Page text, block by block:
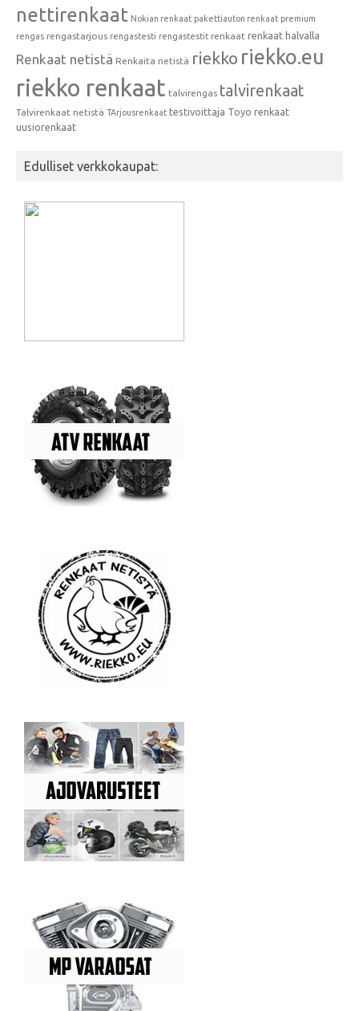
nettirenkaat Nokian renkaat pakettiauton renkaat premium
rengas rengastarjous rengastesti rengastestit renkaat renkaat halvalla
Renkaat netistä Renkaita netistä riekko riekko.eu
riekko renkaat talvirengas talvirenkaat
Talvirenkaat netistä TArjousrenkaat testivoittaja Toyo renkaat
uusiorenkaat
Edulliset verkkokaupat: